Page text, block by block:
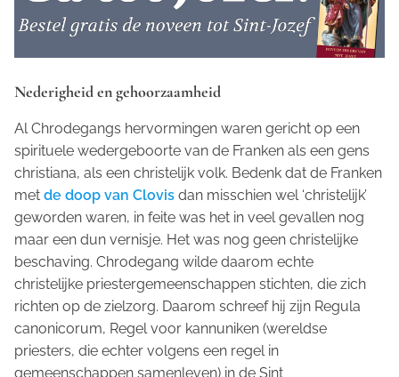
Nederigheid en gehoorzaamheid
Al Chrodegangs hervormingen waren gericht op een
spirituele wedergeboorte van de Franken als een gens
christiana, als een christelijk volk. Bedenk dat de Franken
met de doop van Clovis dan misschien wel ‘christelijk’
geworden waren, in feite was het in veel gevallen nog
maar een dun vernisje. Het was nog geen christelijke
beschaving. Chrodegang wilde daarom echte
christelijke priestergemeenschappen stichten, die zich
richten op de zielzorg. Daarom schreef hij zijn Regula
canonicorum, Regel voor kannuniken (wereldse
priesters, die echter volgens een regel in
gemeenschappen samenleven) in de Sint